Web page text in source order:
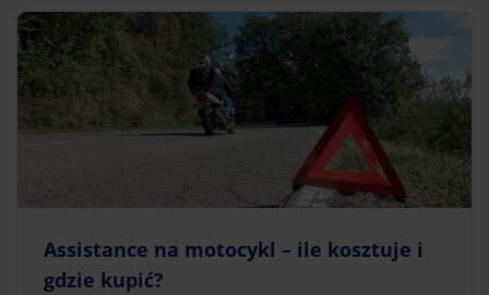
Assistance na motocykl – ile kosztuje i
gdzie kupić?